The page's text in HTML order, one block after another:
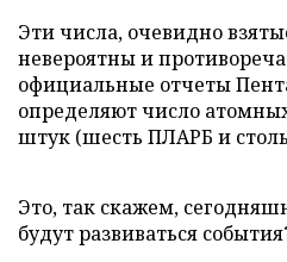
Эти числа, очевидно
невероятны и
официальные отчеты
определяют число
штук (шесть ПЛАРБ и
Это, так скажем,
будут развиваться